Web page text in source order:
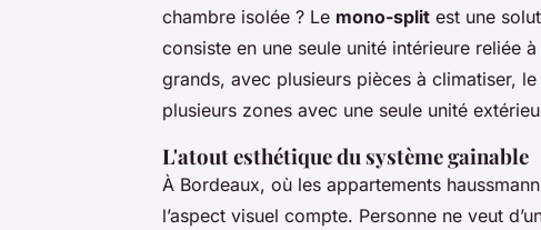
chambre isolée ? Le mono-split est une
consiste en une seule unité intérieure reliée
grands, avec plusieurs pièces à climatiser, le
plusieurs zones avec une seule unité
L'atout esthétique du système gainable
À Bordeaux, où les appartements
l’aspect visuel compte. Personne ne veut